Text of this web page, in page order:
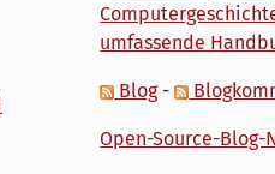
umfassende
Blog-
Open-Source-Blog-